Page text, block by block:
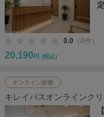
0.0 （0件）
20,190 円 (税込)
オンライン診療
キレイパスオンラインク